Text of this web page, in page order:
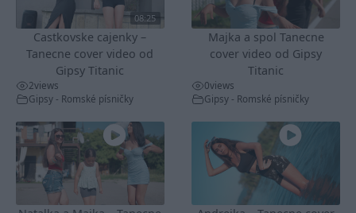
08:25
Castkovske cajenky –
Tanecne cover video od
Gipsy Titanic
2views
Gipsy - Romské písničky
Majka a spol Tanecne
cover video od Gipsy
Titanic
0views
Gipsy - Romské písničky